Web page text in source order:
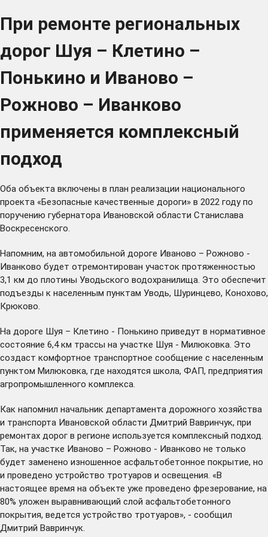
При ремонте региональных
дорог Шуя – Клетино –
Понькино и Иваново –
Рожново – Иванково
применяется комплексный
подход
Оба объекта включены в план реализации национального
проекта «Безопасные качественные дороги» в 2022 году по
поручению губернатора Ивановской области Станислава
Воскресенского.
Напомним, на автомобильной дороге Иваново – Рожново -
Иванково будет отремонтирован участок протяженностью
3,1 км до плотины Уводьского водохранилища. Это обеспечит
подъезды к населенным пунктам Уводь, Шуринцево, Конохово,
Крюково.
На дороге Шуя – Клетино - Понькино приведут в нормативное
состояние 6,4 км трассы на участке Шуя - Милюковка. Это
создаст комфортное транспортное сообщение с населенным
пунктом Милюковка, где находятся школа, ФАП, предприятия
агропромышленного комплекса.
Как напомнил начальник департамента дорожного хозяйства
и транспорта Ивановской области Дмитрий Вавринчук, при
ремонтах дорог в регионе используется комплексный подход.
Так, на участке Иваново – Рожново - Иванково не только
будет заменено изношенное асфальтобетонное покрытие, но
и проведено устройство тротуаров и освещения. «В
настоящее время на объекте уже проведено фрезерование, на
80% уложен выравнивающий слой асфальтобетонного
покрытия, ведется устройство тротуаров», - сообщил
Дмитрий Вавринчук.